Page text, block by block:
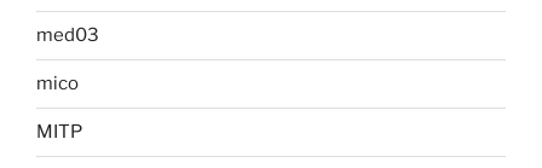
med03
mico
MITP